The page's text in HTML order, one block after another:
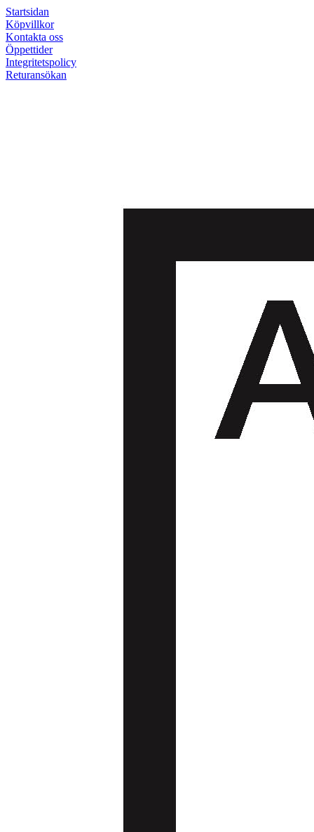
Startsidan
Köpvillkor
Kontakta oss
Öppettider
Integritetspolicy
Returansökan